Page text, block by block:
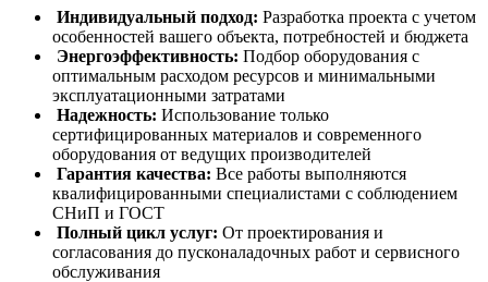
Индивидуальный подход: Разработка проекта с учетом
особенностей вашего объекта, потребностей и бюджета
Энергоэффективность: Подбор оборудования с
оптимальным расходом ресурсов и минимальными
эксплуатационными затратами
Надежность: Использование только
сертифицированных материалов и современного
оборудования от ведущих производителей
Гарантия качества: Все работы выполняются
квалифицированными специалистами с соблюдением
СНиП и ГОСТ
Полный цикл услуг: От проектирования и
согласования до пусконаладочных работ и сервисного
обслуживания